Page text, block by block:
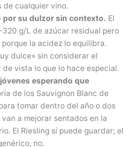
de cualquier vino.
por su dulzor sin contexto. El
g/L de azúcar residual pero
porque la acidez lo equilibra.
dulce» sin considerar el
vista lo que lo hace especial.
esperando que
de los Sauvignon Blanc de
tomar dentro del año o dos
a mejorar sentados en la
El Riesling sí puede guardar; el
no.